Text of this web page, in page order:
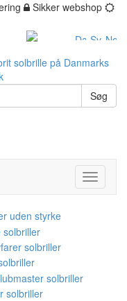
Sikker webshop
Søg
Toggle
uden styrke
solbriller
solbriller
solbriller
solbriller